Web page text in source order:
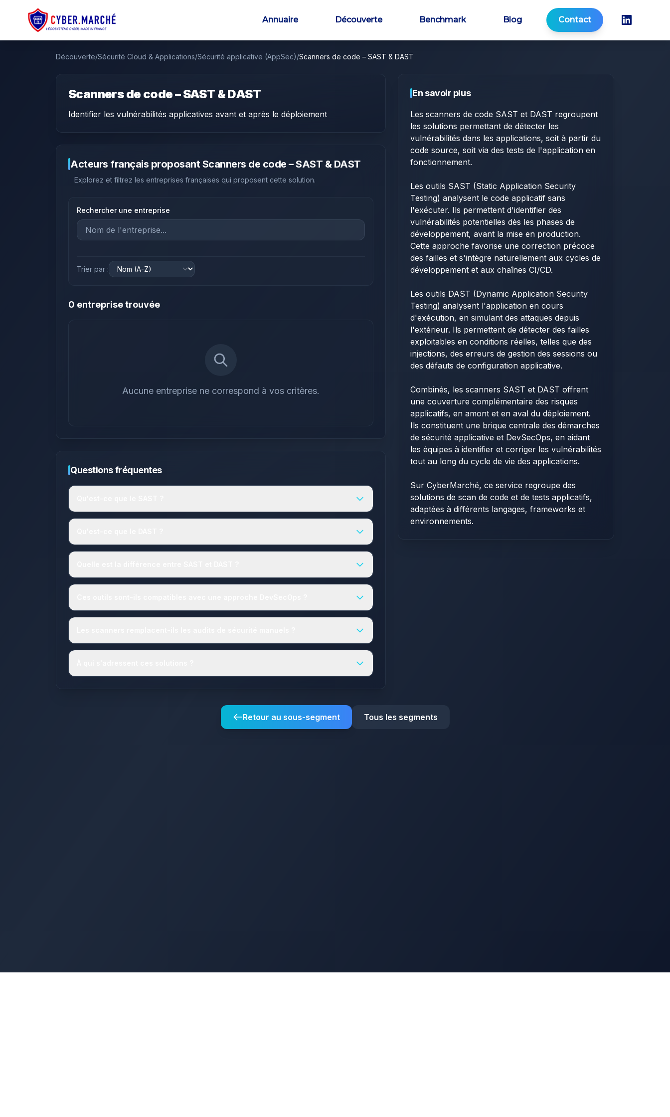
Annuaire Découverte Benchmark Blog Contact
Découverte/Sécurité Cloud & Applications/Sécurité applicative (AppSec)/Scanners de code – SAST & DAST
Scanners de code – SAST & DAST
Identifier les vulnérabilités applicatives avant et après le déploiement
Acteurs français proposantScanners de code – SAST & DAST
Explorez et filtrez les entreprises françaises qui proposent cette solution.
Rechercher une entreprise
Trier par :
0 entreprisetrouvée
Aucune entreprise ne correspond à vos critères.
Questions fréquentes
En savoir plus
Les scanners de code SAST et DAST regroupent
les solutions permettant de détecter les
vulnérabilités dans les applications, soit à partir du
code source, soit via des tests de l'application en
fonctionnement.
Les outils SAST (Static Application Security
Testing) analysent le code applicatif sans
l'exécuter. Ils permettent d'identifier des
vulnérabilités potentielles dès les phases de
développement, avant la mise en production.
Cette approche favorise une correction précoce
des failles et s'intègre naturellement aux cycles de
développement et aux chaînes CI/CD.
Les outils DAST (Dynamic Application Security
Testing) analysent l'application en cours
d'exécution, en simulant des attaques depuis
l'extérieur. Ils permettent de détecter des failles
exploitables en conditions réelles, telles que des
injections, des erreurs de gestion des sessions ou
des défauts de configuration applicative.
Combinés, les scanners SAST et DAST offrent
une couverture complémentaire des risques
applicatifs, en amont et en aval du déploiement.
Ils constituent une brique centrale des démarches
de sécurité applicative et DevSecOps, en aidant
les équipes à identifier et corriger les vulnérabilités
tout au long du cycle de vie des applications.
Sur CyberMarché, ce service regroupe des
solutions de scan de code et de tests applicatifs,
adaptées à différents langages, frameworks et
environnements.
Retour au sous-segment Tous les segments